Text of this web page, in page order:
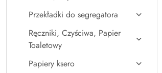
Przekładki do segregatora
Ręczniki, Czyściwa, Papier
Toaletowy
Papiery ksero